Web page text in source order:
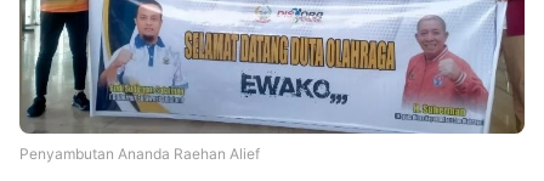
Penyambutan Ananda Raehan Alief